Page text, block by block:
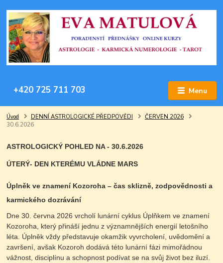
Menu
+420 725 711 703
Úvod DENNÍ ASTROLOGICKÉ PŘEDPOVĚDI
ČERVEN 2026
30.6.2026
ASTROLOGICKÝ POHLED NA - 30.6.2026
ÚTERÝ- DEN KTERÉMU VLÁDNE MARS
Úplněk ve znamení Kozoroha – čas sklizně, zodpovědnosti a
karmického dozrávání
Dne 30. června 2026 vrcholí lunární cyklus Úplňkem ve znamení
Kozoroha, který přináší jednu z významnějších energií letošního
léta. Úplněk vždy představuje okamžik vyvrcholení, uvědomění a
završení, avšak Kozoroh dodává této lunární fázi mimořádnou
vážnost, disciplínu a schopnost podívat se na svůj život bez iluzí.